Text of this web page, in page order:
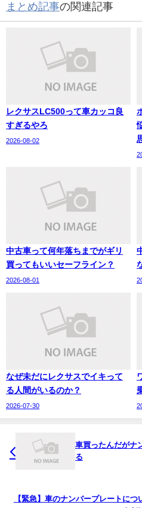
まとめ記事の関連記事
レクサスLC500って車カッコ良
すぎるやろ
2026-08-02
中古車って何年落ちまでがギリ
買ってもいいセーフライン？
2026-08-01
なぜ未だにレクサスでイキって
る人間がいるのか？
2026-07-30
車買ったんだがナ
る
【緊急】車のナンバープレートにつ